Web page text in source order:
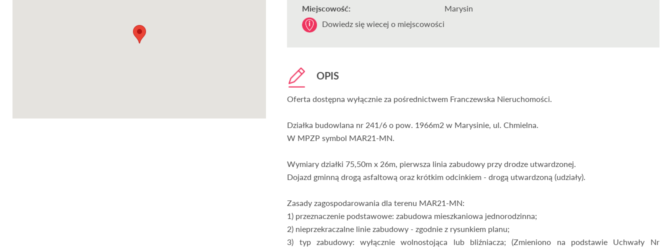
Miejscowość:
Marysin
Dowiedz się wiecej o miejscowości
OPIS
Oferta dostępna wyłącznie za pośrednictwem Franczewska Nieruchomości.
Działka budowlana nr 241/6 o pow. 1966m2 w Marysinie, ul. Chmielna.
W MPZP symbol MAR21-MN.
Wymiary działki 75,50m x 26m, pierwsza linia zabudowy przy drodze utwardzonej.
Dojazd gminną drogą asfaltową oraz krótkim odcinkiem - drogą utwardzoną (udziały).
Zasady zagospodarowania dla terenu MAR21-MN:
1) przeznaczenie podstawowe: zabudowa mieszkaniowa jednorodzinna;
2) nieprzekraczalne linie zabudowy - zgodnie z rysunkiem planu;
3) typ zabudowy: wyłącznie wolnostojąca lub bliźniacza; (Zmieniono na podstawie Uchwały Nr